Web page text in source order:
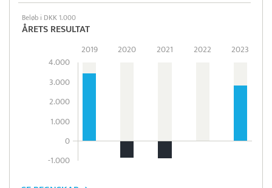
Beløb i DKK 1.000
ÅRETS RESULTAT
4.000
3.000
2.000
1.000
0
-1.000
2019 2020 2021 2022 2023